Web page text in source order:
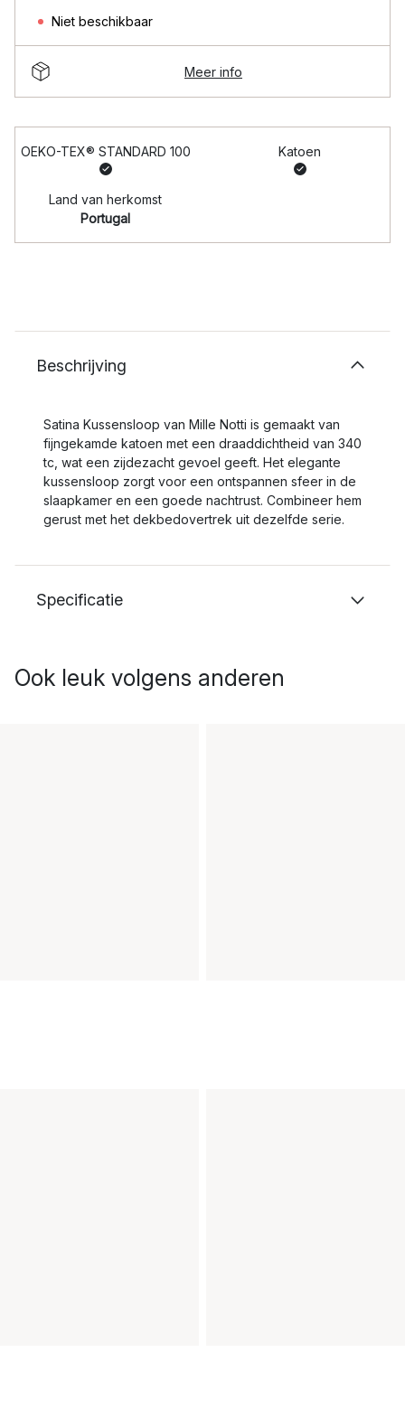
Niet beschikbaar
Meer info
OEKO-TEX® STANDARD 100 Katoen
Land van herkomst
Portugal
Beschrijving
Satina Kussensloop van Mille Notti is gemaakt van
fijngekamde katoen met een draaddichtheid van 340
tc, wat een zijdezacht gevoel geeft. Het elegante
kussensloop zorgt voor een ontspannen sfeer in de
slaapkamer en een goede nachtrust. Combineer hem
gerust met het dekbedovertrek uit dezelfde serie.
Specificatie
Ook leuk volgens anderen